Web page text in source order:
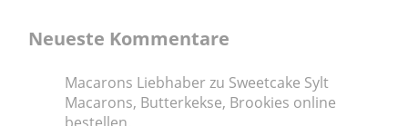
Neueste Kommentare
Macarons Liebhaber zu Sweetcake Sylt
Macarons, Butterkekse, Brookies online
bestellen.